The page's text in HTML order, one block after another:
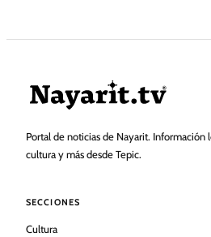
Portal de noticias de Nayarit. Información
cultura y más desde Tepic.
SECCIONES
Cultura